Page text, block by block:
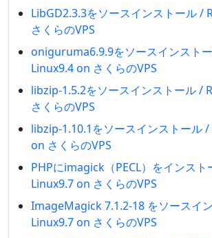
LibGD2.3.3をソースインストール /
さくらのVPS
oniguruma6.9.9をソースインスト
Linux9.4 on さくらのVPS
libzip-1.5.2をソースインストール /
さくらのVPS
libzip-1.10.1をソースインストール
on さくらのVPS
PHPにimagick（PECL）をインス
Linux9.7 on さくらのVPS
ImageMagick 7.1.2-18 をソースイ
Linux9.7 on さくらのVPS